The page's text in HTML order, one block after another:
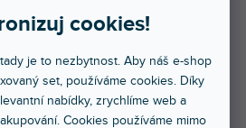
cookies!
je to nezbytnost. Aby náš e-shop
set, používáme cookies. Díky
nabídky, zrychlíme web a
Cookies používáme mimo
679 Kč
DO KOŠÍKU
Live mikrofonní/linkový kabel
XLR(m) -...